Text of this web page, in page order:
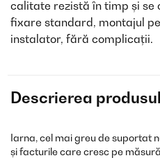
calitate rezistă în timp și se
fixare standard, montajul
instalator, fără complicații.
Descrierea
Iarna, cel mai greu de suportat
și facturile care cresc pe